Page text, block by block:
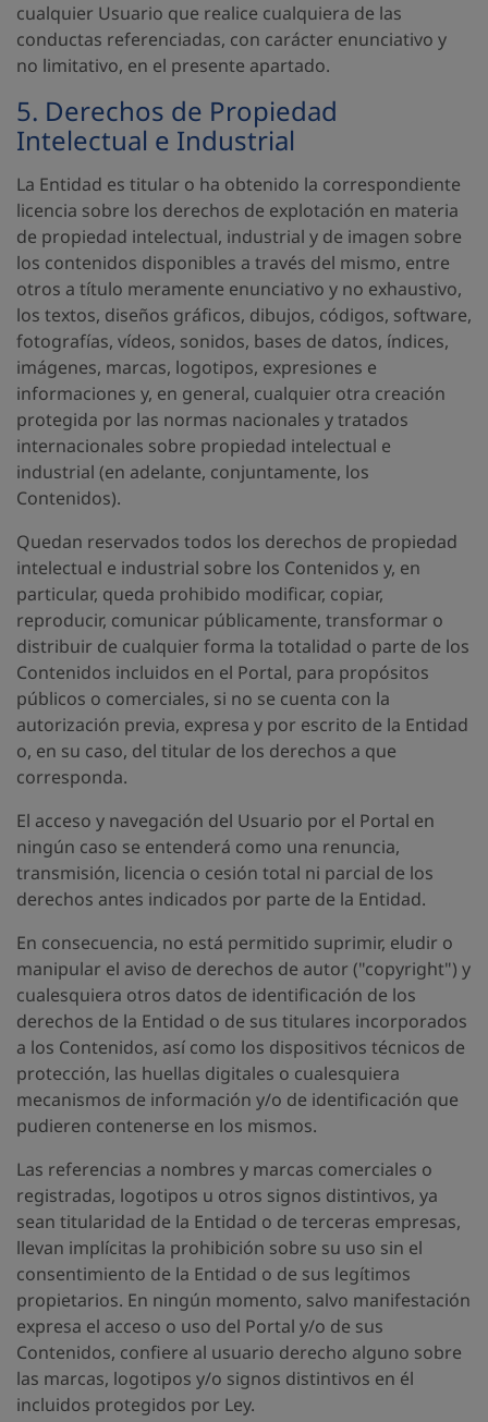
cualquier Usuario que realice cualquiera de las
conductas referenciadas, con carácter enunciativo y
no limitativo, en el presente apartado.
5. Derechos de Propiedad
Intelectual e Industrial
La Entidad es titular o ha obtenido la correspondiente
licencia sobre los derechos de explotación en materia
de propiedad intelectual, industrial y de imagen sobre
los contenidos disponibles a través del mismo, entre
otros a título meramente enunciativo y no exhaustivo,
los textos, diseños gráficos, dibujos, códigos, software,
fotografías, vídeos, sonidos, bases de datos, índices,
imágenes, marcas, logotipos, expresiones e
informaciones y, en general, cualquier otra creación
protegida por las normas nacionales y tratados
internacionales sobre propiedad intelectual e
industrial (en adelante, conjuntamente, los
Contenidos).
Quedan reservados todos los derechos de propiedad
intelectual e industrial sobre los Contenidos y, en
particular, queda prohibido modificar, copiar,
reproducir, comunicar públicamente, transformar o
distribuir de cualquier forma la totalidad o parte de los
Contenidos incluidos en el Portal, para propósitos
públicos o comerciales, si no se cuenta con la
autorización previa, expresa y por escrito de la Entidad
o, en su caso, del titular de los derechos a que
corresponda.
El acceso y navegación del Usuario por el Portal en
ningún caso se entenderá como una renuncia,
transmisión, licencia o cesión total ni parcial de los
derechos antes indicados por parte de la Entidad.
En consecuencia, no está permitido suprimir, eludir o
manipular el aviso de derechos de autor ("copyright") y
cualesquiera otros datos de identificación de los
derechos de la Entidad o de sus titulares incorporados
a los Contenidos, así como los dispositivos técnicos de
protección, las huellas digitales o cualesquiera
mecanismos de información y/o de identificación que
pudieren contenerse en los mismos.
Las referencias a nombres y marcas comerciales o
registradas, logotipos u otros signos distintivos, ya
sean titularidad de la Entidad o de terceras empresas,
llevan implícitas la prohibición sobre su uso sin el
consentimiento de la Entidad o de sus legítimos
propietarios. En ningún momento, salvo manifestación
expresa el acceso o uso del Portal y/o de sus
Contenidos, confiere al usuario derecho alguno sobre
las marcas, logotipos y/o signos distintivos en él
incluidos protegidos por Ley.